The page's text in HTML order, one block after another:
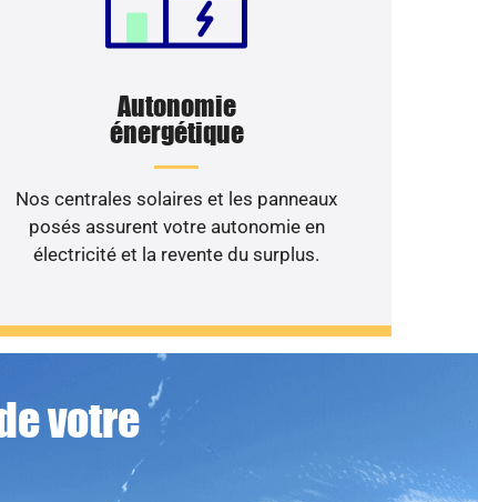
Autonomie
énergétique
Nos centrales solaires et les panneaux
posés assurent votre autonomie en
électricité et la revente du surplus.
votre